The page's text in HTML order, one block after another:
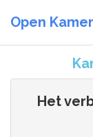
Open Kamer
Het